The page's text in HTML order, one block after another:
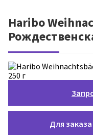
Haribo
Для заказа